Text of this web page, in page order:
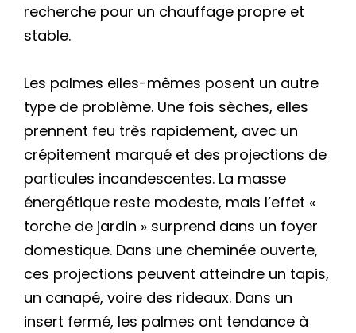
recherche pour un chauffage propre et
stable.
Les palmes elles-mêmes posent un autre
type de problème. Une fois sèches, elles
prennent feu très rapidement, avec un
crépitement marqué et des projections de
particules incandescentes. La masse
énergétique reste modeste, mais l’effet «
torche de jardin » surprend dans un foyer
domestique. Dans une cheminée ouverte,
ces projections peuvent atteindre un tapis,
un canapé, voire des rideaux. Dans un
insert fermé, les palmes ont tendance à